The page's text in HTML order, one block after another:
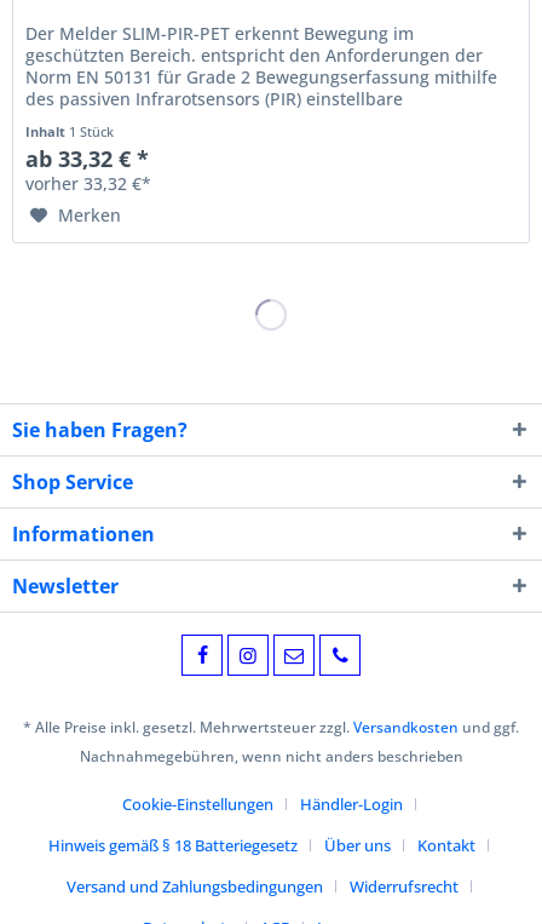
Der Melder SLIM-PIR-PET erkennt Bewegung im
geschützten Bereich. entspricht den Anforderungen der
Norm EN 50131 für Grade 2 Bewegungserfassung mithilfe
des passiven Infrarotsensors (PIR) einstellbare
Inhalt 1 Stück
ab 33,32 € *
vorher 33,32 €*
Merken
Sie haben Fragen?
Shop Service
Informationen
Newsletter
* Alle Preise inkl. gesetzl. Mehrwertsteuer zzgl.Versandkosten und ggf.
Nachnahmegebühren, wenn nicht anders beschrieben
Cookie-Einstellungen
Händler-Login
Hinweis gemäß § 18 Batteriegesetz
Über uns
Kontakt
Versand und Zahlungsbedingungen
Widerrufsrecht